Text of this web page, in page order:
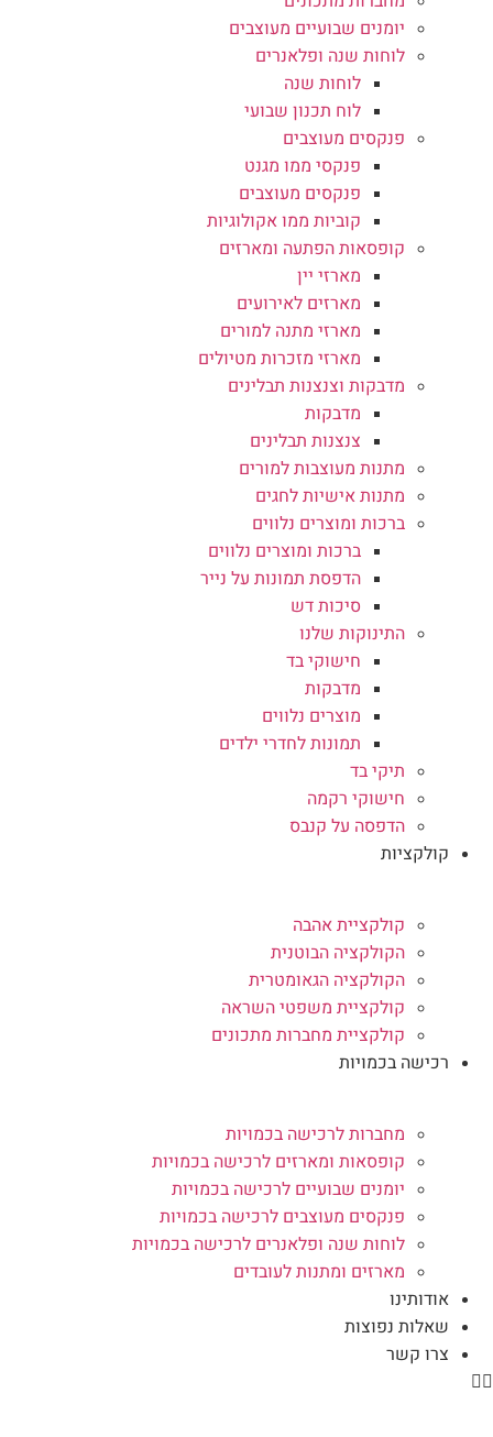
יומנים שבועיים מעוצבים
לוחות שנה ופלאנרים
לוחות שנה
לוח תכנון שבועי
פנקסים מעוצבים
פנקסי ממו מגנט
פנקסים מעוצבים
קוביות ממו אקולוגיות
קופסאות הפתעה ומארזים
מארזי יין
מארזים לאירועים
מארזי מתנה למורים
מארזי מזכרות מטיולים
מדבקות וצנצנות תבלינים
מדבקות
צנצנות תבלינים
מתנות מעוצבות למורים
מתנות אישיות לחגים
ברכות ומוצרים נלווים
ברכות ומוצרים נלווים
הדפסת תמונות על נייר
סיכות דש
התינוקות שלנו
חישוקי בד
מדבקות
מוצרים נלווים
תמונות לחדרי ילדים
תיקי בד
חישוקי רקמה
הדפסה על קנבס
קולקציות
קולקציית אהבה
הקולקציה הבוטנית
הקולקציה הגאומטרית
קולקציית משפטי השראה
קולקציית מחברות מתכונים
רכישה בכמויות
מחברות לרכישה בכמויות
קופסאות ומארזים לרכישה בכמויות
יומנים שבועיים לרכישה בכמויות
פנקסים מעוצבים לרכישה בכמויות
לוחות שנה ופלאנרים לרכישה בכמויות
מארזים ומתנות לעובדים
אודותינו
שאלות נפוצות
צרו קשר